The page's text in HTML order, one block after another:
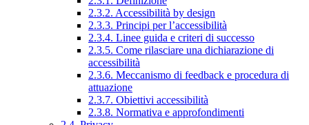
2.3.2. Accessibilità by design
2.3.3. Principi per l’accessibilità
2.3.4. Linee guida e criteri di successo
2.3.5. Come rilasciare una dichiarazione di
accessibilità
2.3.6. Meccanismo di feedback e procedura di
attuazione
2.3.7. Obiettivi accessibilità
2.3.8. Normativa e approfondimenti